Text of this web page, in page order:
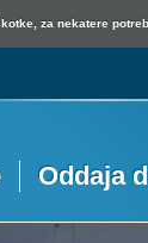
za nekatere
Oddaja